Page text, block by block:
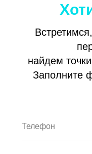
найдем
Заполните